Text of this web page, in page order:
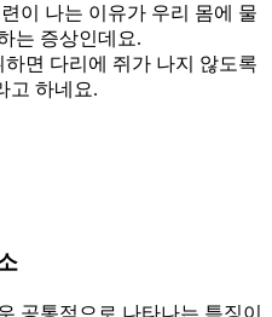
이 나는 이유가 우리 몸에 물
는 증상인데요.
면 다리에 쥐가 나지 않도록
고 하네요.
공통적으로 나타나는 특징이